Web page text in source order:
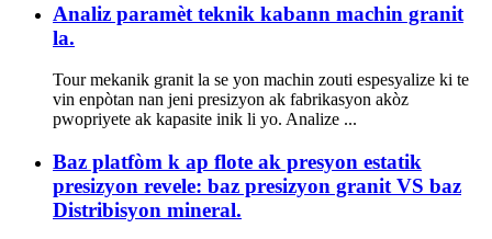
Analiz paramèt teknik kabann machin granit
la.
Tour mekanik granit la se yon machin zouti espesyalize ki te
vin enpòtan nan jeni presizyon ak fabrikasyon akòz
pwopriyete ak kapasite inik li yo. Analize ...
Baz platfòm k ap flote ak presyon estatik
presizyon revele: baz presizyon granit VS baz
Distribisyon mineral.